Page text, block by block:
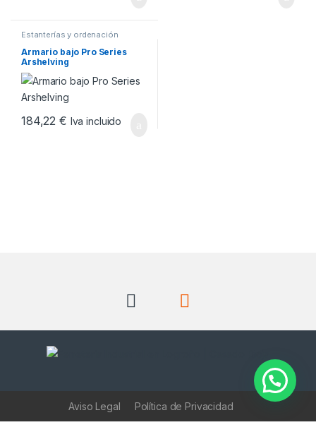
Estanterías y ordenación
Armario bajo Pro Series
Arshelving
184,22€ Iva incluido
Aviso Legal Política de Privacidad